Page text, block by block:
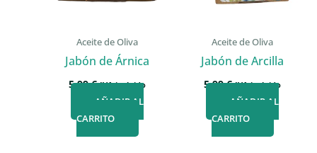
Aceite de Oliva
Jabón de Árnica
5,99€ IVA incluido
AÑADIR AL
CARRITO
Aceite de Oliva
Jabón de Arcilla
5,99€ IVA incluido
AÑADIR AL
CARRITO